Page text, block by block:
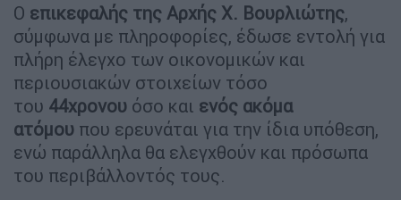
Ο επικεφαλής της Αρχής Χ. Βουρλιώτης,
σύμφωνα με πληροφορίες, έδωσε εντολή για
πλήρη έλεγχο των οικονομικών και
περιουσιακών στοιχείων τόσο
του 44χρονου όσο και ενός ακόμα
ατόμου που ερευνάται για την ίδια υπόθεση,
ενώ παράλληλα θα ελεγχθούν και πρόσωπα
του περιβάλλοντός τους.